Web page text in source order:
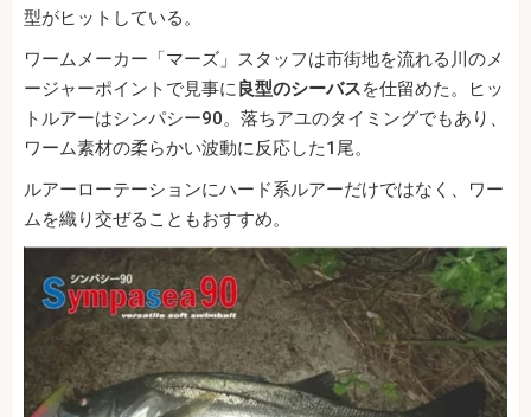
型がヒットしている。
ワームメーカー「マーズ」スタッフは市街地を流れる川のメ
ージャーポイントで見事に良型のシーバスを仕留めた。ヒッ
トルアーはシンパシー90。落ちアユのタイミングでもあり、
ワーム素材の柔らかい波動に反応した1尾。
ルアーローテーションにハード系ルアーだけではなく、ワー
ムを織り交ぜることもおすすめ。